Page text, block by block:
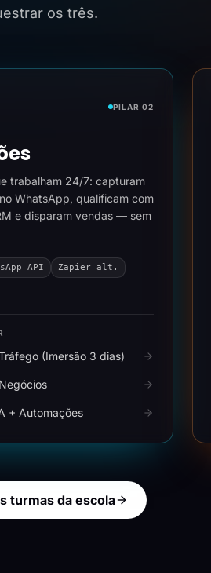
os três.
PILAR 02
trabalham 24/7: capturam
WhatsApp, qualificam com
e disparam vendas — sem
API
Zapier alt.
(Imersão 3 dias)
+ Automações
turmas da escola